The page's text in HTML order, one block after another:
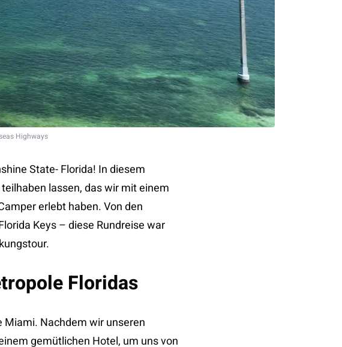
Highways
State- Florida! In diesem
lassen, das wir mit einem
erlebt haben. Von den
Keys – diese Rundreise war
Floridas
Miami. Nachdem wir unseren
gemütlichen Hotel, um uns von